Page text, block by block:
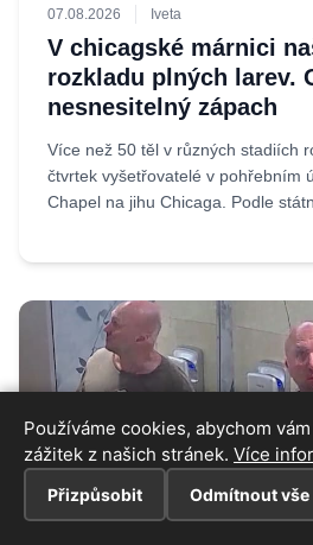
07.08.2026 Iveta
V chicagské márnici
rozkladu plných larev.
nesnesitelný zápach
Více než 50 těl v různých stadiích
čtvrtek vyšetřovatelé v pohřebním
Chapel na jihu Chicaga. Podle
Používáme cookies, abychom
zážitek z našich stránek. Více
Přizpůsobit Odmítnout vše